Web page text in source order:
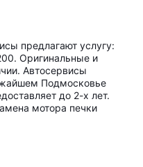
предлагают услугу:
Оригинальные и
Автосервисы
Подмосковье
до 2-х лет.
мотора печки